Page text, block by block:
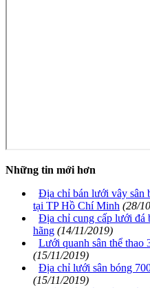
Những tin mới hơn
Địa chỉ bán lưới vây sân
tại TP Hồ Chí Minh (28/
Địa chỉ cung cấp lưới đá
hãng (14/11/2019)
Lưới quanh sân thể thao
(15/11/2019)
Địa chỉ lưới sân bóng
(15/11/2019)